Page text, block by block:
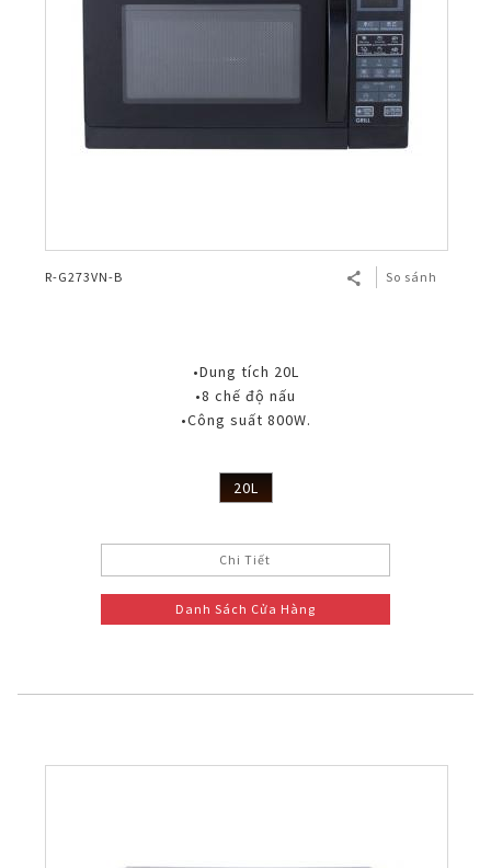
R-G273VN-B So sánh
•Dung tích 20L
•8 chế độ nấu
•Công suất 800W.
20L
Chi Tiết
Danh Sách Cửa Hàng